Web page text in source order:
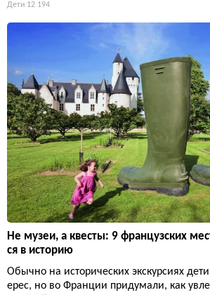
Дети 12 194
Не музеи, а квесты: 9 французских
ся в историю
Обычно на исторических экскурсиях
ерес, но во Франции придумали, как